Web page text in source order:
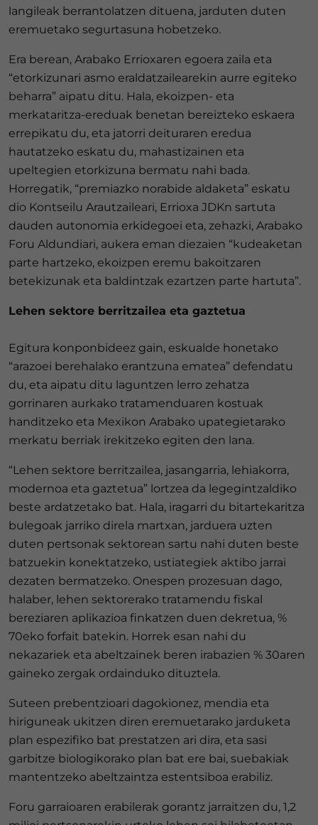
langileak berrantolatzen dituena, jarduten duten
eremuetako segurtasuna hobetzeko.
Era berean, Arabako Errioxaren egoera zaila eta
“etorkizunari asmo eraldatzailearekin aurre egiteko
beharra” aipatu ditu. Hala, ekoizpen- eta
merkataritza-ereduak benetan bereizteko eskaera
errepikatu du, eta jatorri deituraren eredua
hautatzeko eskatu du, mahastizainen eta
upeltegien etorkizuna bermatu nahi bada.
Horregatik, “premiazko norabide aldaketa” eskatu
dio Kontseilu Arautzaileari, Errioxa JDKn sartuta
dauden autonomia erkidegoei eta, zehazki, Arabako
Foru Aldundiari, aukera eman diezaien “kudeaketan
parte hartzeko, ekoizpen eremu bakoitzaren
betekizunak eta baldintzak ezartzen parte hartuta”.
Lehen sektore berritzailea eta gaztetua
Egitura konponbideez gain, eskualde honetako
“arazoei berehalako erantzuna ematea” defendatu
du, eta aipatu ditu laguntzen lerro zehatza
gorrinaren aurkako tratamenduaren kostuak
handitzeko eta Mexikon Arabako upategietarako
merkatu berriak irekitzeko egiten den lana.
“Lehen sektore berritzailea, jasangarria, lehiakorra,
modernoa eta gaztetua” lortzea da legegintzaldiko
beste ardatzetako bat. Hala, iragarri du bitartekaritza
bulegoak jarriko direla martxan, jarduera uzten
duten pertsonak sektorean sartu nahi duten beste
batzuekin konektatzeko, ustiategiek aktibo jarrai
dezaten bermatzeko. Onespen prozesuan dago,
halaber, lehen sektorerako tratamendu fiskal
bereziaren aplikazioa finkatzen duen dekretua, %
70eko forfait batekin. Horrek esan nahi du
nekazariek eta abeltzainek beren irabazien % 30aren
gaineko zergak ordainduko dituztela.
Suteen prebentzioari dagokionez, mendia eta
hiriguneak ukitzen diren eremuetarako jarduketa
plan espezifiko bat prestatzen ari dira, eta sasi
garbitze biologikorako plan bat ere bai, suebakiak
mantentzeko abeltzaintza estentsiboa erabiliz.
Foru garraioaren erabilerak gorantz jarraitzen du, 1,2